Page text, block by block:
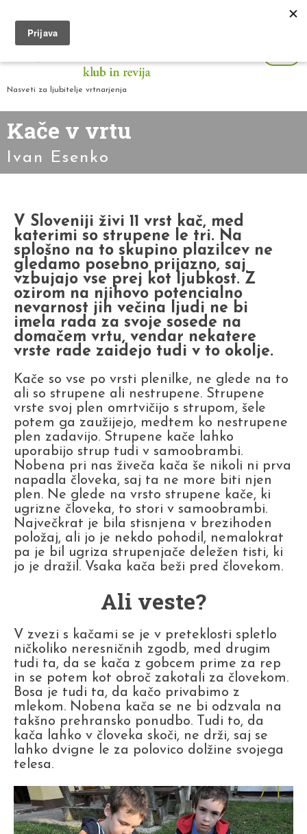
Nasveti za ljubitelje vrtnarjenja
Kače v vrtu
Ivan Esenko
V Sloveniji živi 11 vrst kač, med
katerimi so strupene le tri. Na
splošno na to skupino plazilcev ne
gledamo posebno prijazno, saj
vzbujajo vse prej kot ljubkost. Z
ozirom na njihovo potencialno
nevarnost jih večina ljudi ne bi
imela rada za svoje sosede na
domačem vrtu, vendar nekatere
vrste rade zaidejo tudi v to okolje.
Kače so vse po vrsti plenilke, ne glede na to
ali so strupene ali nestrupene. Strupene
vrste svoj plen omrtvičijo s strupom, šele
potem ga zaužijejo, medtem ko nestrupene
plen zadavijo. Strupene kače lahko
uporabijo strup tudi v samoobrambi.
Nobena pri nas živeča kača še nikoli ni prva
napadla človeka, saj ta ne more biti njen
plen. Ne glede na vrsto strupene kače, ki
ugrizne človeka, to stori v samoobrambi.
Največkrat je bila stisnjena v brezihoden
položaj, ali jo je nekdo pohodil, nemalokrat
pa je bil ugriza strupenjače deležen tisti, ki
jo je dražil. Vsaka kača beži pred človekom.
Ali veste?
V zvezi s kačami se je v preteklosti spletlo
ničkoliko neresničnih zgodb, med drugim
tudi ta, da se kača z gobcem prime za rep
in se potem kot obroč zakotali za človekom.
Bosa je tudi ta, da kačo privabimo z
mlekom. Nobena kača se ne bi odzvala na
takšno prehransko ponudbo. Tudi to, da
kača lahko v človeka skoči, ne drži, saj se
lahko dvigne le za polovico dolžine svojega
telesa.